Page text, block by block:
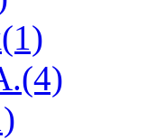
(1)
(4)